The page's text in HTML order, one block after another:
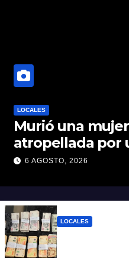
LOCALES
Murió una
atropellada por
en Nelson
6 AGOSTO, 2026
LOCALES